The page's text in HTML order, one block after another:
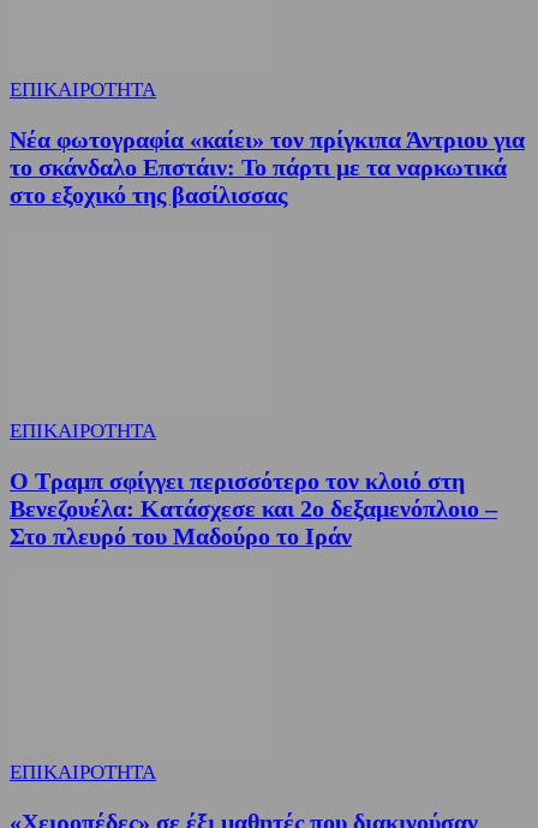
ΕΠΙΚΑΙΡΟΤΗΤΑ
Νέα φωτογραφία «καίει» τον πρίγκιπα Άντριου για
το σκάνδαλο Επστάιν: Το πάρτι με τα ναρκωτικά
στο εξοχικό της βασίλισσας
ΕΠΙΚΑΙΡΟΤΗΤΑ
Ο Τραμπ σφίγγει περισσότερο τον κλοιό στη
Βενεζουέλα: Κατάσχεσε και 2ο δεξαμενόπλοιο –
Στο πλευρό του Μαδούρο το Ιράν
ΕΠΙΚΑΙΡΟΤΗΤΑ
«Χειροπέδες» σε έξι μαθητές που διακινούσαν